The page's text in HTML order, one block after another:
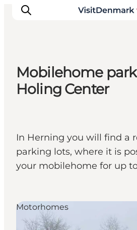
Inspiration
Resmål
Planera resan
Mobilehome
Holing Center
In Herning you will find a
parking lots, where it is
your mobilehome for up to
Motorhomes